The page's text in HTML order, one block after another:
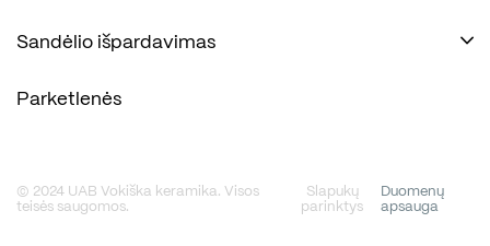
Sandėlio išpardavimas
Parketlenės
© 2024 UAB Vokiška keramika. Visos
teisės saugomos.
Slapukų
parinktys
Duomenų
apsauga
Savanorių pr. 67, Vilnius
Susisiekite